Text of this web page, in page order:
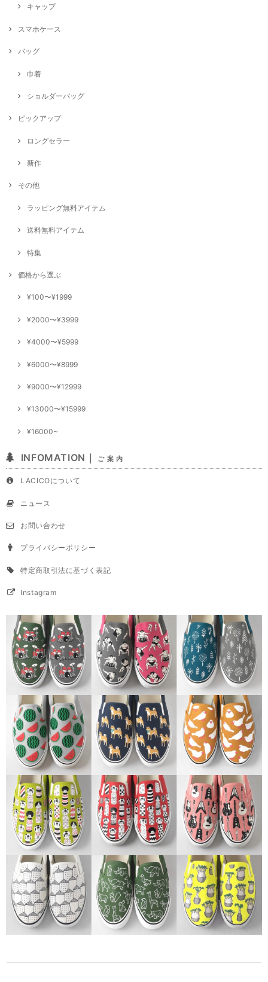
キャップ
スマホケース
バッグ
巾着
ショルダーバッグ
ピックアップ
ロングセラー
新作
その他
ラッピング無料アイテム
送料無料アイテム
特集
価格から選ぶ
¥100〜¥1999
¥2000〜¥3999
¥4000〜¥5999
¥6000〜¥8999
¥9000〜¥12999
¥13000〜¥15999
¥16000~
INFOMATION｜ ご 案 内
LACICOについて
ニュース
お問い合わせ
プライバシーポリシー
特定商取引法に基づく表記
Instagram